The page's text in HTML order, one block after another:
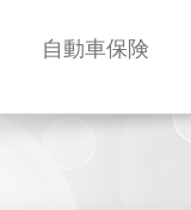
自動車保険